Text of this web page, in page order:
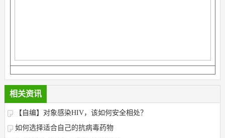
相关资讯
【自编】对象感染HIV，该如何安全相处？
如何选择适合自己的抗病毒药物